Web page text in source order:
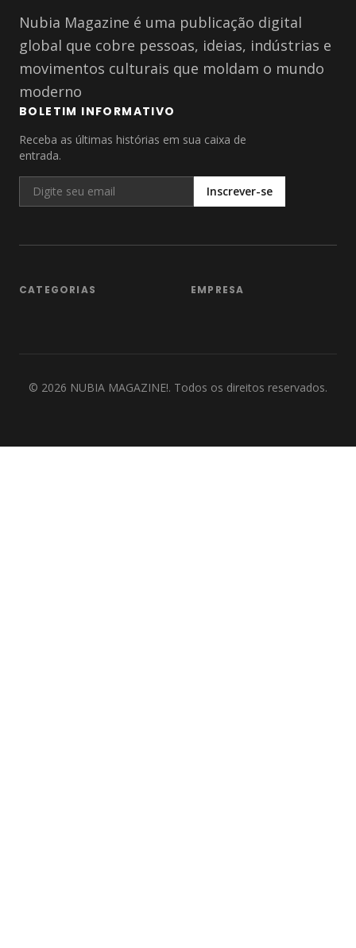
Nubia Magazine é uma publicação digital
global que cobre pessoas, ideias, indústrias e
movimentos culturais que moldam o mundo
moderno
BOLETIM INFORMATIVO
Receba as últimas histórias em sua caixa de
entrada.
Inscrever-se
CATEGORIAS EMPRESA
© 2026 NUBIA MAGAZINE!. Todos os direitos reservados.